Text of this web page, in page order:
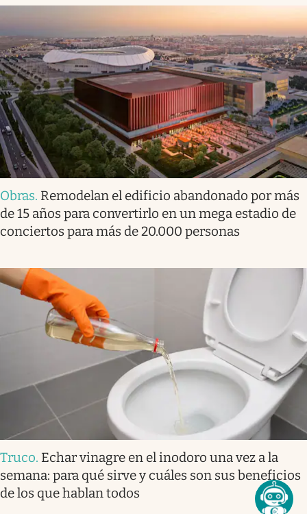
Obras. Remodelan el edificio abandonado por más
de 15 años para convertirlo en un mega estadio de
conciertos para más de 20.000 personas
Truco. Echar vinagre en el inodoro una vez a la
semana: para qué sirve y cuáles son sus beneficios
de los que hablan todos